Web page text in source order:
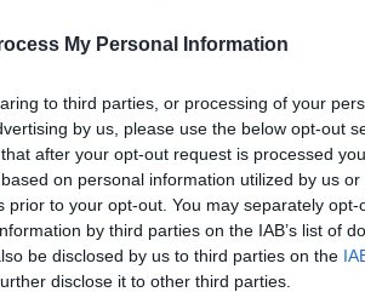
My Personal Information
to third parties, or processing of your
by us, please use the below opt-out
after your opt-out request is processed
on personal information utilized by us or
prior to your opt-out. You may separately opt-
by third parties on the IAB’s list of
be disclosed by us to third parties on the
disclose it to other third parties.